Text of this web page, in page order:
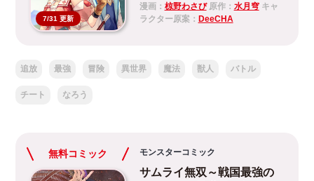
7/31 更新
漫画： 椋野わさび原作： 水月穹キャ
ラクター原案： DeeCHA
追放 最強 冒険 異世界 魔法 獣人 バトル
チート なろう
無料コミック モンスターコミック
サムライ無双～戦国最強の